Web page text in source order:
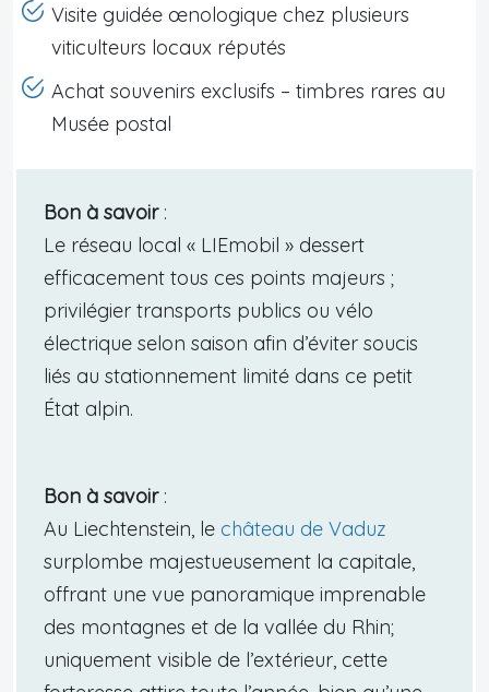
Visite guidée œnologique chez plusieurs
viticulteurs locaux réputés
Achat souvenirs exclusifs – timbres rares au
Musée postal
Bon à savoir:
Le réseau local « LIEmobil » dessert
efficacement tous ces points majeurs ;
privilégier transports publics ou vélo
électrique selon saison afin d’éviter soucis
liés au stationnement limité dans ce petit
État alpin.
Bon à savoir:
Au Liechtenstein, le château de Vaduz
surplombe majestueusement la capitale,
offrant une vue panoramique imprenable
des montagnes et de la vallée du Rhin;
uniquement visible de l’extérieur, cette